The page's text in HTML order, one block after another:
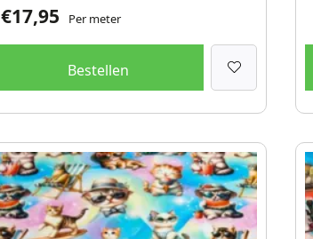
€17,95 Per meter
Bestellen